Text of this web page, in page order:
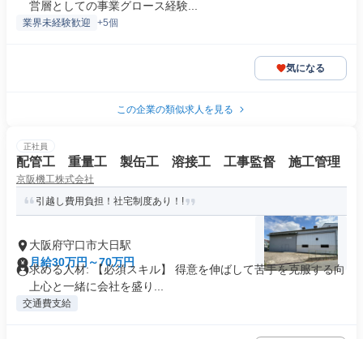
営層としての事業グロース経験...
業界未経験歓迎 +5個
気になる
この企業の類似求人を見る
正社員
配管工 重量工 製缶工 溶接工 工事監督 施工管理
京阪機工株式会社
引越し費用負担！社宅制度あり！!
大阪府守口市大日駅
月給30万円～70万円
求める人材: 【必須スキル】 得意を伸ばして苦手を克服する向
上心と一緒に会社を盛り...
交通費支給